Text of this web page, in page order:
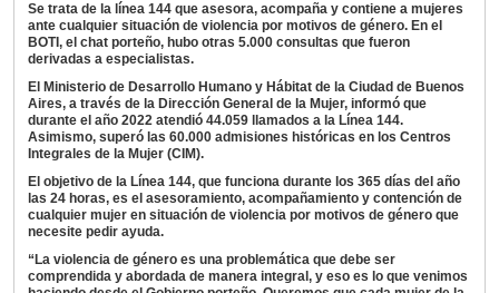
Se trata de la línea 144 que asesora, acompaña y contiene a mujeres
ante cualquier situación de violencia por motivos de género. En el
BOTI, el chat porteño, hubo otras 5.000 consultas que fueron
derivadas a especialistas.
El Ministerio de Desarrollo Humano y Hábitat de la Ciudad de Buenos
Aires, a través de la Dirección General de la Mujer, informó que
durante el año 2022 atendió 44.059 llamados a la Línea 144.
Asimismo, superó las 60.000 admisiones históricas en los Centros
Integrales de la Mujer (CIM).
El objetivo de la Línea 144, que funciona durante los 365 días del año
las 24 horas, es el asesoramiento, acompañamiento y contención de
cualquier mujer en situación de violencia por motivos de género que
necesite pedir ayuda.
“La violencia de género es una problemática que debe ser
comprendida y abordada de manera integral, y eso es lo que venimos